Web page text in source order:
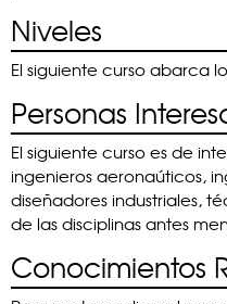
Niveles
El siguiente curso abarca
Personas
El siguiente curso es de
ingenieros aeronaúticos,
diseñadores industriales,
de las disciplinas antes
Conocimientos